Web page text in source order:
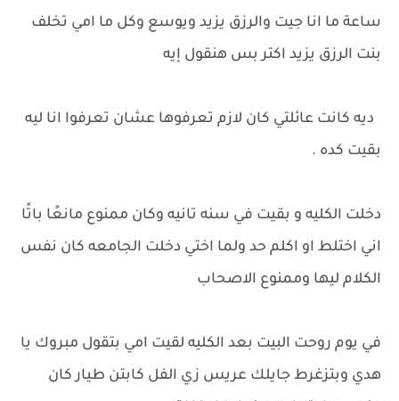
ساعة ما انا جيت والرزق يزيد ويوسع وكل ما امي تخلف
بنت الرزق يزيد اكتر بس هنقول إيه
ديه كانت عائلتي كان لازم تعرفوها عشان تعرفوا انا ليه
بقيت كده .
دخلت الكليه و بقيت في سنه تانيه وكان ممنوع مانعًا باتًا
اني اختلط او اكلم حد ولما اختي دخلت الجامعه كان نفس
الكلام ليها وممنوع الاصحاب
في يوم روحت البيت بعد الكليه لقيت امي بتقول مبروك يا
هدي وبتزغرط جايلك عريس زي الفل كابتن طيار كان